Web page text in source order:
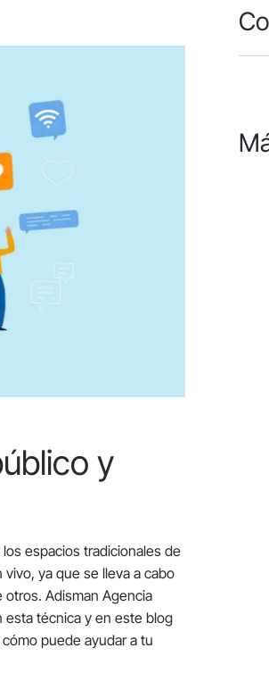
y
espacios tradicionales de
ya que se lleva a cabo
Adisman Agencia
esta técnica y en este blog
puede ayudar a tu